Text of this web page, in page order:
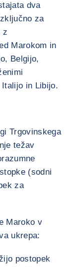
dva
za
z
Marokom in
Belgijo,
in Libijo.
Trgovinskega
težav
(sodni
za
Maroko v
ukrepa:
postopek